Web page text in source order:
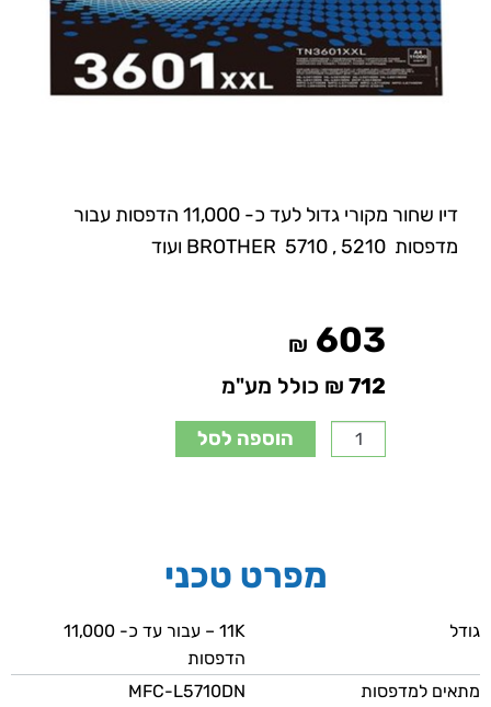
דיו שחור מקורי גדול לעד כ- 11,000 הדפסות עבור
מדפסות BROTHER 5710 , 5210 ועוד
603
₪
712 ₪ כולל מע"מ
הוספה לסל
מפרט טכני
גודל
11K – עבור עד כ- 11,000
הדפסות
מתאים למדפסות
MFC-L5710DN